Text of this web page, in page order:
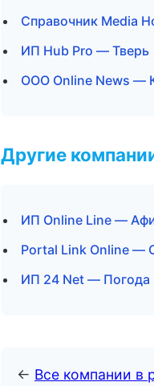
Справочник Media
ИП Hub Pro — Тверь
ООО Online News —
Другие
ИП Online Line —
Portal Link Online —
ИП 24 Net — Погода
← Все компании в